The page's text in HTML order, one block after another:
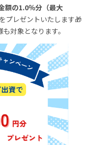
額の1.0％分（最大
をプレゼントいたします🎁
対象となります。